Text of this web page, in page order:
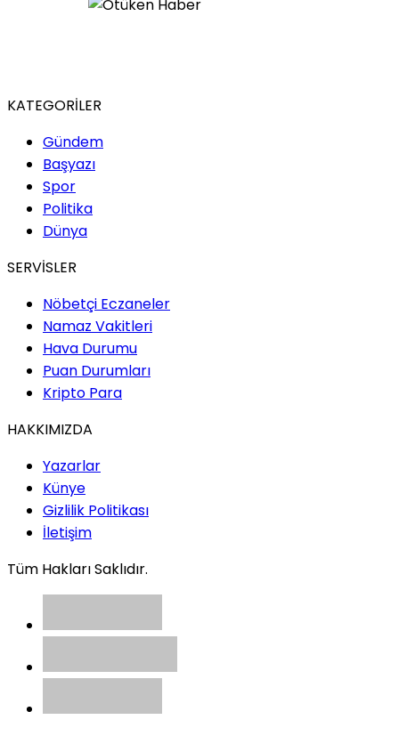
KATEGORİLER
Gündem
Başyazı
Spor
Politika
Dünya
SERVİSLER
Nöbetçi Eczaneler
Namaz Vakitleri
Hava Durumu
Puan Durumları
Kripto Para
HAKKIMIZDA
Yazarlar
Künye
Gizlilik Politikası
İletişim
Tüm Hakları Saklıdır.